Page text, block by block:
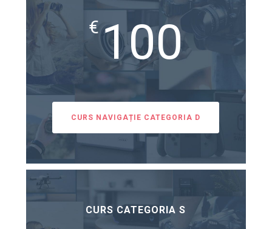
€100
CURS NAVIGAȚIE CATEGORIA D
CURS CATEGORIA S